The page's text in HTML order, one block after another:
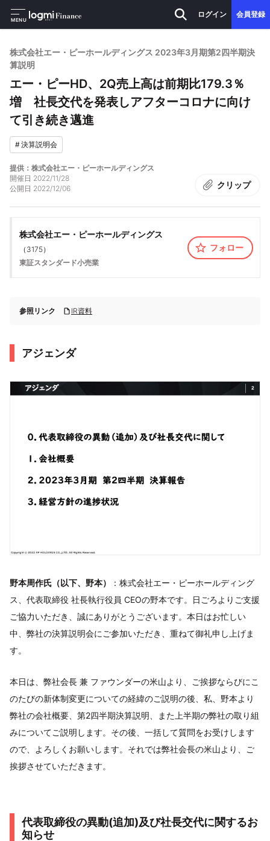
MENU
ログイン 会員登録
株式会社エー・ピーホールディングス 2023年3月期第2四半期決
算説明
エー・ピーHD、2Q売上高は前期比179.3％
増 社長交代を発表しアフターコロナに向け
て引き続き邁進
#決算説明会
提供：株式会社エー・ピーホールディングス
開催日 2022/11/28
公開日 2022/12/06 クリップ
株式会社エー・ピーホールディングス
（ 3175）
東証スタンダード小売業
フォロー
参照リンク IR資料
アジェンダ
野本周作氏（以下、野本）
：株式会社エー・ピーホールディング
ス、代表取締役 社長執行役員 CEOの野本です。日ごろよりご支援
ご協力いただき、誠にありがとうございます。本日はお忙しい
中、弊社の決算説明会にご参加いただき、重ねて御礼申し上げま
す。
本日は、弊社会長 兼 ファウンダーの米山より、ご挨拶ならびにこ
のたびの新体制変更についての経緯のご説明の後、私、野本より
弊社の会社概要、第2四半期決算説明、また上半期の弊社の取り組
みについてご説明します。その後、一括して質問をお受けします
ので、よろしくお願いします。それでは弊社会長の米山より、ご
挨拶させていただきます。
代表取締役の異動(追加)及び社長交代に関するお
知らせ